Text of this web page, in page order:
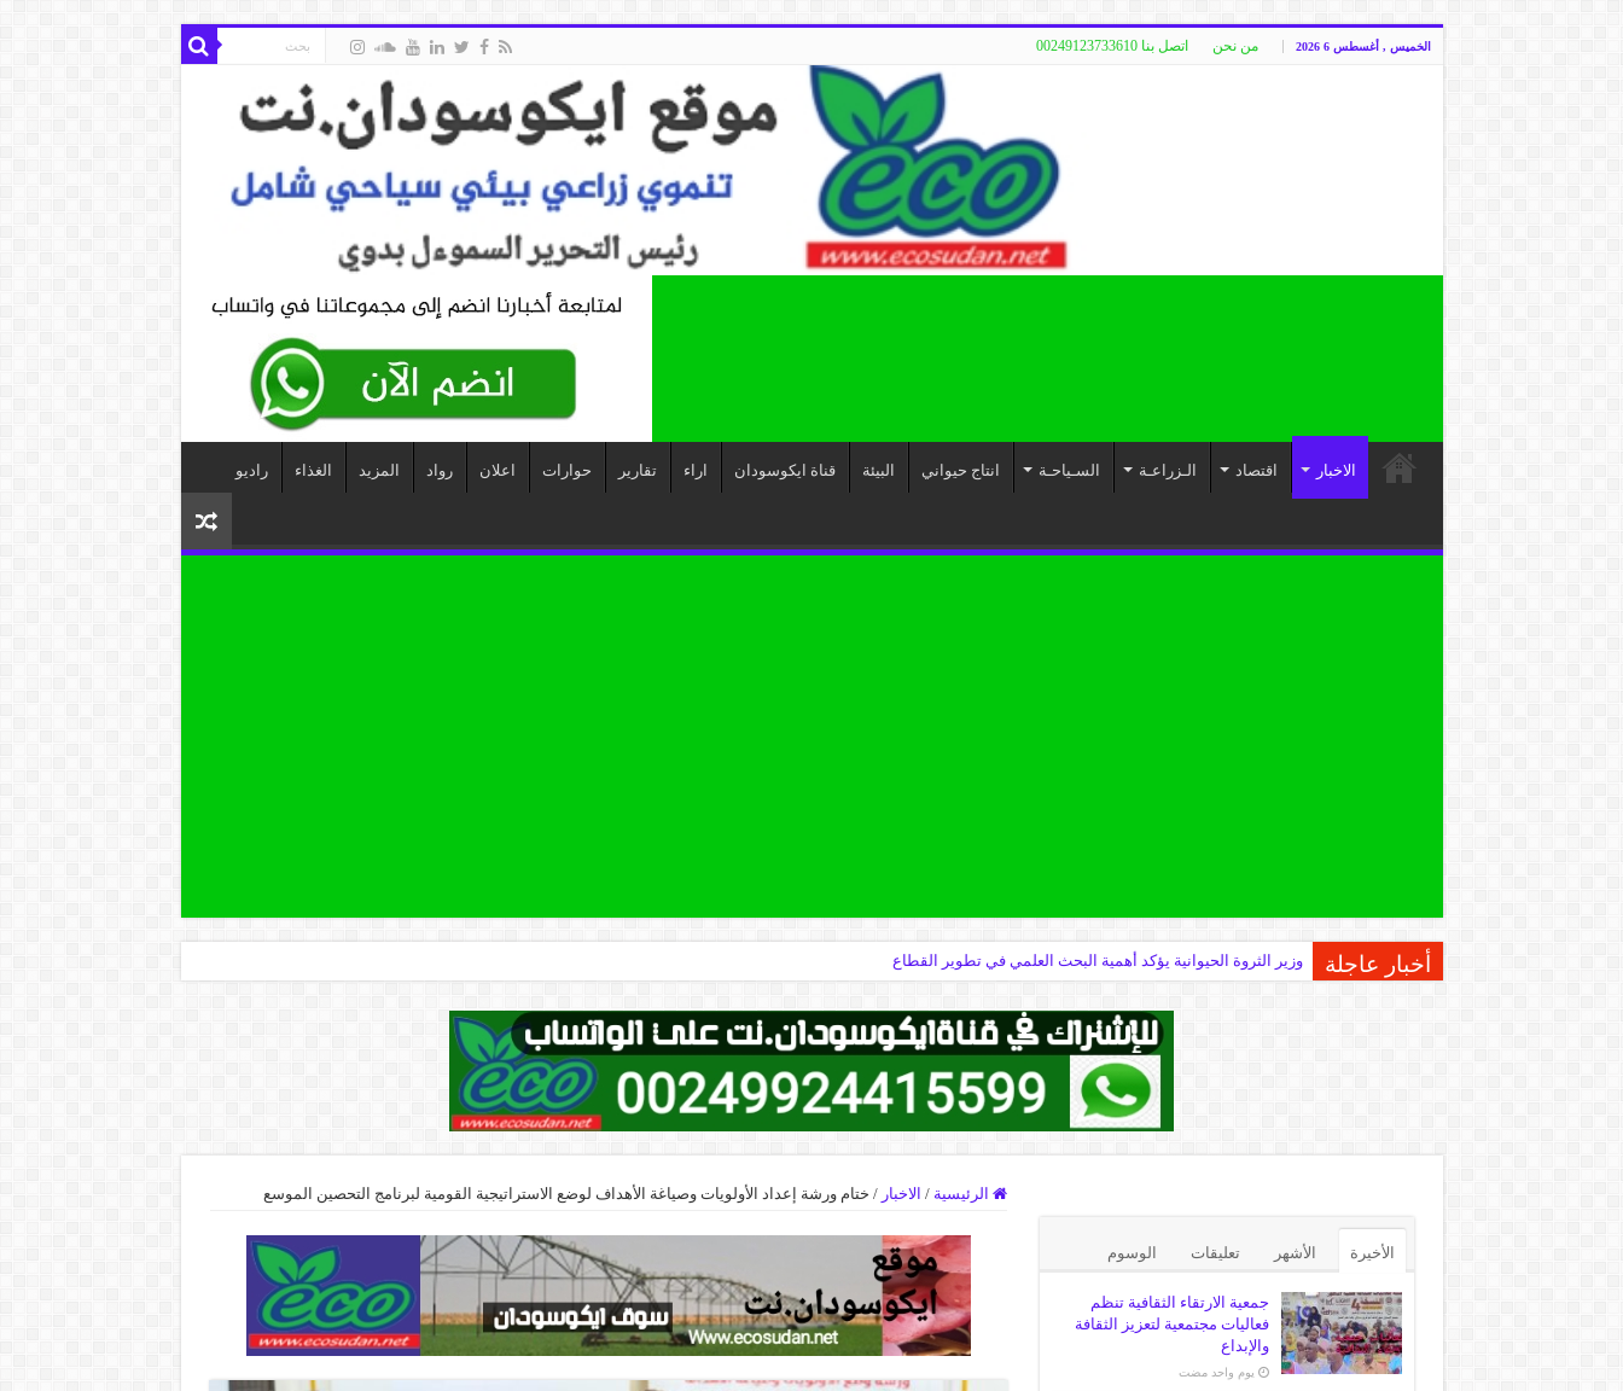
الخميس , أغسطس 6 2026 من نحن اتصل بنا 00249123733610
الاخبار اقتصاد الـزراعـة السـياحـة انتاج حيواني البيئة قناة ايكوسودان اراء تقارير حوارات اعلان رواد المزيد الغذاء راديو
أخبار عاجلة وزير الثروة الحيوانية يؤكد أهمية البحث العلمي في تطوير القطاع
الرئيسية / الاخبار / ختام ورشة إعداد الأولويات وصياغة الأهداف لوضع الاستراتيجية القومية لبرنامج التحصين الموسع
الأخيرة الأشهر تعليقات الوسوم
جمعية الارتقاء الثقافية تنظم
فعاليات مجتمعية لتعزيز الثقافة
والإبداع
‏يوم واحد مضت